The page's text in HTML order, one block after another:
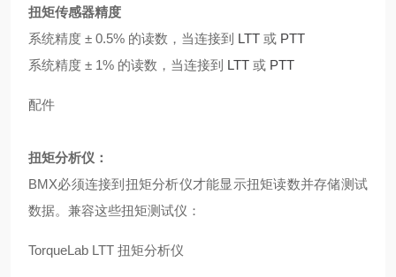
扭矩传感器精度
系统精度 ± 0.5% 的读数，当连接到 LTT 或 PTT
系统精度 ± 1% 的读数，当连接到 LTT 或 PTT
配件
扭矩分析仪：
BMX必须连接到扭矩分析仪才能显示扭矩读数并存储测试
数据。兼容这些扭矩测试仪：
TorqueLab LTT 扭矩分析仪